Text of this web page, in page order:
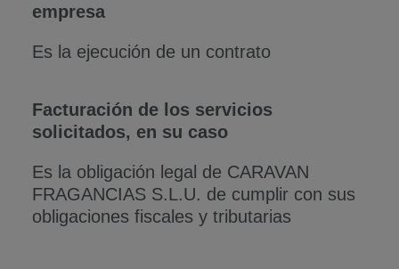
empresa
Es la ejecución de un contrato
Facturación de los servicios
solicitados, en su caso
Es la obligación legal de CARAVAN
FRAGANCIAS S.L.U. de cumplir con sus
obligaciones fiscales y tributarias